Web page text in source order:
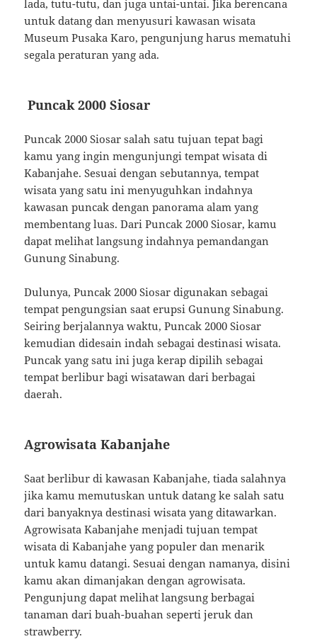
lada, tutu-tutu, dan juga untai-untai. Jika berencana
untuk datang dan menyusuri kawasan wisata
Museum Pusaka Karo, pengunjung harus mematuhi
segala peraturan yang ada.
Puncak 2000 Siosar
Puncak 2000 Siosar salah satu tujuan tepat bagi
kamu yang ingin mengunjungi tempat wisata di
Kabanjahe. Sesuai dengan sebutannya, tempat
wisata yang satu ini menyuguhkan indahnya
kawasan puncak dengan panorama alam yang
membentang luas. Dari Puncak 2000 Siosar, kamu
dapat melihat langsung indahnya pemandangan
Gunung Sinabung.
Dulunya, Puncak 2000 Siosar digunakan sebagai
tempat pengungsian saat erupsi Gunung Sinabung.
Seiring berjalannya waktu, Puncak 2000 Siosar
kemudian didesain indah sebagai destinasi wisata.
Puncak yang satu ini juga kerap dipilih sebagai
tempat berlibur bagi wisatawan dari berbagai
daerah.
Agrowisata Kabanjahe
Saat berlibur di kawasan Kabanjahe, tiada salahnya
jika kamu memutuskan untuk datang ke salah satu
dari banyaknya destinasi wisata yang ditawarkan.
Agrowisata Kabanjahe menjadi tujuan tempat
wisata di Kabanjahe yang populer dan menarik
untuk kamu datangi. Sesuai dengan namanya, disini
kamu akan dimanjakan dengan agrowisata.
Pengunjung dapat melihat langsung berbagai
tanaman dari buah-buahan seperti jeruk dan
strawberry.